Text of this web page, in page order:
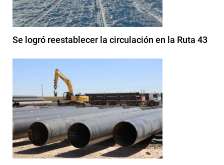
Se logró reestablecer la circulación en la Ruta 43